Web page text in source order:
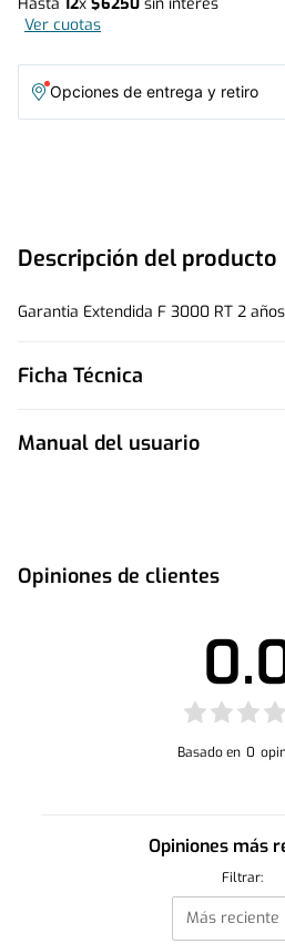
Ver cuotas
Opciones de entrega y retiro
Descripción del producto
Garantia Extendida F 3000 RT 2 años
Ficha Técnica
Manual del usuario
Opiniones de clientes
Basado en 0
Opiniones más
Filtrar: